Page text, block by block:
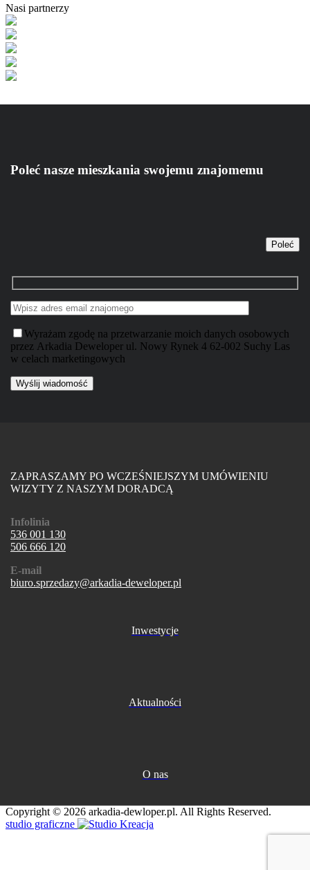
Nasi partnerzy
Poleć nasze mieszkania swojemu znajomemu
Poleć
Wyrażam zgodę na przetwarzanie moich danych osobowych
przez Arkadia Deweloper ul. Nowy Rynek 4 62-002 Suchy Las
w celach marketingowych
ZAPRASZAMY PO WCZEŚNIEJSZYM UMÓWIENIU
WIZYTY Z NASZYM DORADCĄ
Infolinia
536 001 130
506 666 120
E-mail
biuro.sprzedazy@arkadia-deweloper.pl
Inwestycje
Aktualności
O nas
Copyright © 2026 arkadia-dewloper.pl. All Rights Reserved.
studio graficzne